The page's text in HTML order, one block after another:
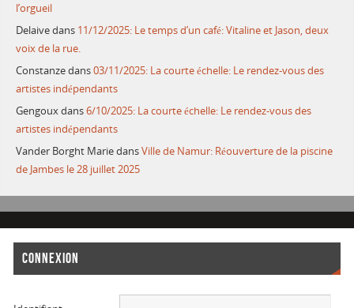
l’orgueil
Delaivedans 11/12/2025: Le temps d’un café: Vitaline et Jason, deux
voix de la rue.
Constanzedans03/11/2025: La courte échelle: Le rendez-vous des
artistes indépendants
Gengouxdans6/10/2025: La courte échelle: Le rendez-vous des
artistes indépendants
Vander Borght MariedansVille de Namur: Réouverture de la piscine
de Jambes le 28 juillet 2025
CONNEXION